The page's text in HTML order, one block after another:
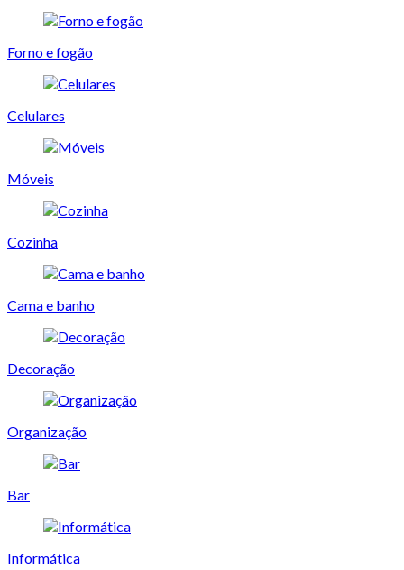
Forno e fogão
Celulares
Móveis
Cozinha
Cama e banho
Decoração
Organização
Bar
Informática